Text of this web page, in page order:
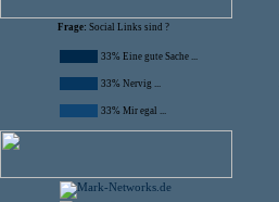
Frage: Social Links sind ?
33% Eine gute Sache ...
33% Nervig ...
33% Mir egal ...